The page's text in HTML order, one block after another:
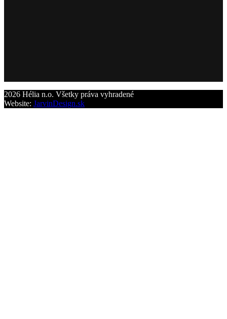
2026 Hélia n.o. Všetky práva vyhradené
Website: JarvinDesign.sk